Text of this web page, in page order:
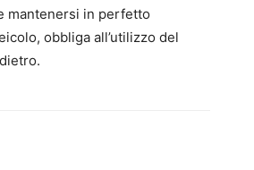
mantenersi in perfetto
obbliga all’utilizzo del